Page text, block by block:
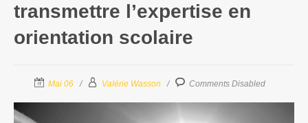
transmettre l’expertise en
orientation scolaire
Mai 06 Valérie Wasson Comments Disabled